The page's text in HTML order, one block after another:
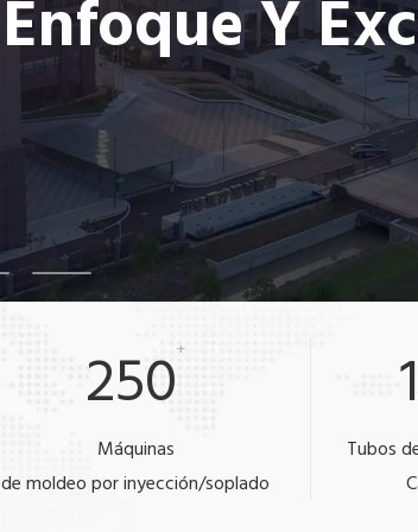
Enfoque Y
250+
Máquinas
de moldeo por inyección/soplado
Tubos